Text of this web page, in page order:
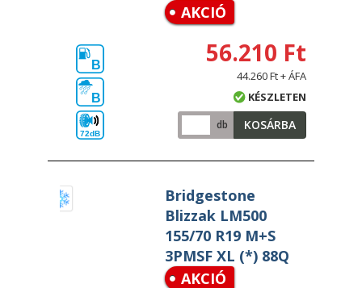
AKCIÓ
B
B
72dB
56.210 Ft
44.260 Ft + ÁFA
KÉSZLETEN
db KOSÁRBA
Bridgestone
Blizzak LM500
155/70 R19 M+S
3PMSF XL (*) 88Q
AKCIÓ